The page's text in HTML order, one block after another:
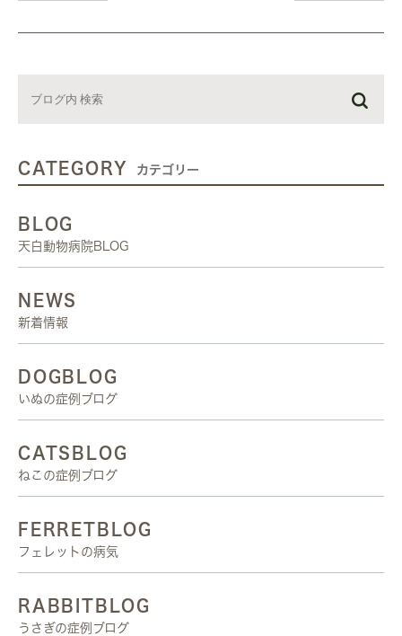
CATEGORY カテゴリー
BLOG
天白動物病院BLOG
NEWS
新着情報
DOGBLOG
いぬの症例ブログ
CATSBLOG
ねこの症例ブログ
FERRETBLOG
フェレットの病気
RABBITBLOG
うさぎの症例ブログ